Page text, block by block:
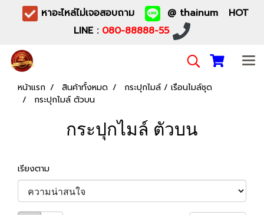
หาอะไหล่ไม่เจอสอบถาม
@ thainum HOT
LINE : 080-88888-55
หน้าแรก สินค้าทั้งหมด
กระปุกไมล์ / เรือนไมล์ชุด
กระปุกไมล์ ตัวบน
กระปุกไมล์ ตัวบน
เรียงตาม